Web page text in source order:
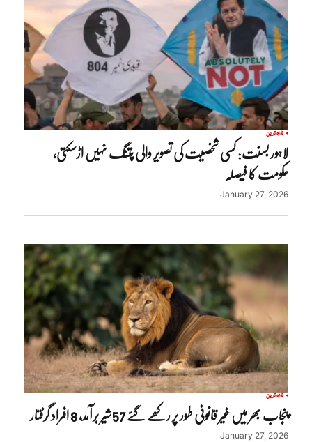
تازہ ترین
لاہور بسنت: کسی شخصیت کی تصویر والی پتنگ نہیں اڑسکتی،
حکومت کا فیصلہ
January 27, 2026
تازہ ترین
پنجاب بھر میں غیر قانونی طور پر رکھے گئے 57 شیر برآمد، 8 افراد گرفتار
January 27, 2026